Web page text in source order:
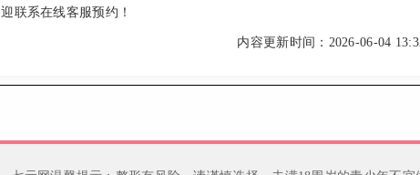
迎联系在线客服预约！
内容更新时间：2026-06-04